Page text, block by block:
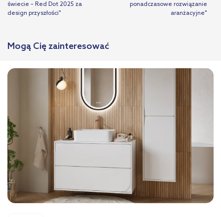
świecie – Red Dot 2025 za
design przyszłości"
ponadczasowe rozwiązanie
aranżacyjne"
Mogą Cię zainteresować